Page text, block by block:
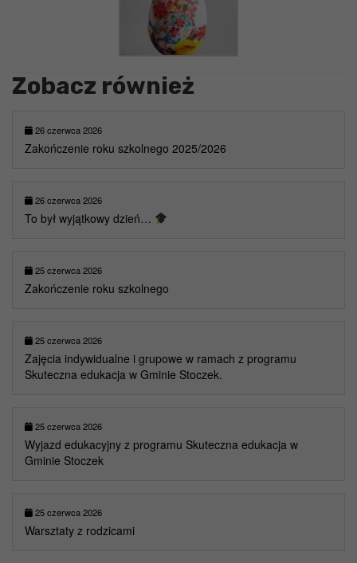
Zobacz również
26 czerwca 2026
Zakończenie roku szkolnego 2025/2026
26 czerwca 2026
To był wyjątkowy dzień…
25 czerwca 2026
Zakończenie roku szkolnego
25 czerwca 2026
Zajęcia indywidualne i grupowe w ramach z programu
Skuteczna edukacja w Gminie Stoczek.
25 czerwca 2026
Wyjazd edukacyjny z programu Skuteczna edukacja w
Gminie Stoczek
25 czerwca 2026
Warsztaty z rodzicami